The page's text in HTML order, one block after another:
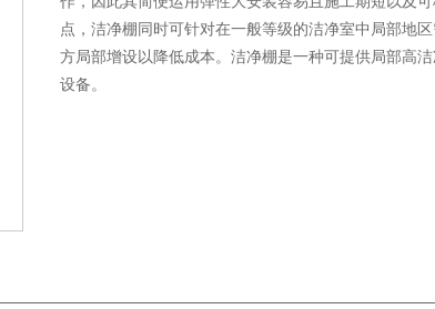
点，洁净棚同时可针对在一般等级的洁净室中局部地
方局部增设以降低成本。洁净棚是一种可提供局部高
设备。